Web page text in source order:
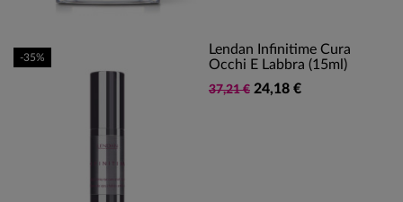
Lendan Infinitime Cura
Occhi E Labbra (15ml)
37,21 € 24,18 €
-35%